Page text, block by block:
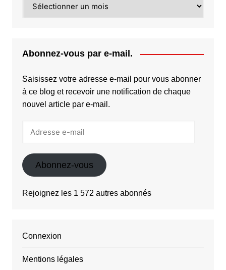
Abonnez-vous par e-mail.
Saisissez votre adresse e-mail pour vous abonner
à ce blog et recevoir une notification de chaque
nouvel article par e-mail.
Abonnez-vous
Rejoignez les 1 572 autres abonnés
Connexion
Mentions légales